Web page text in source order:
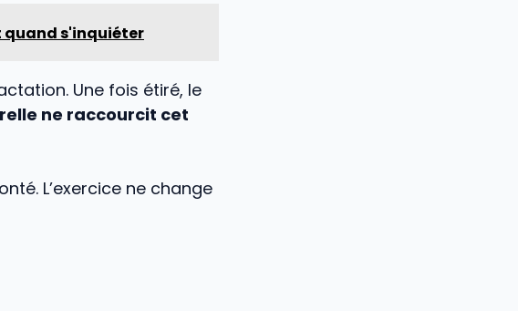
quand s'inquiéter
Une fois étiré, le
ne raccourcit cet
L’exercice ne change